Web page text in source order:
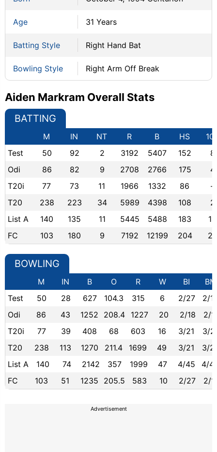
Age 31 Years
Batting Style Right Hand Bat
Bowling Style Right Arm Off Break
Aiden Markram Overall Stats
BATTING
M IN NT R B HS
Test
50 92 2 3192 5407 152
8
Odi
86 82 9 2708 2766 175
4
T20i
77 73 11 1966 1332 86
-
T20
238 223 34 5989 4398 108
2
List A
140 135 11 5445 5488 183
14
FC
103 180 9 7192 12199 204 20
BOWLING
M IN B O R W BI
BM
Test
50 28 627 104.3 315 6 2/27
2/
Odi
86 43 1252 208.4 1227 20 2/18
2/
T20i
77 39 408 68 603 16 3/21
3/
T20
238 113 1270 211.4 1699 49 3/21
3/
List A
140 74 2142 357 1999 47 4/45
4/
FC
103 51 1235 205.5 583 10 2/27 2/
Advertisement